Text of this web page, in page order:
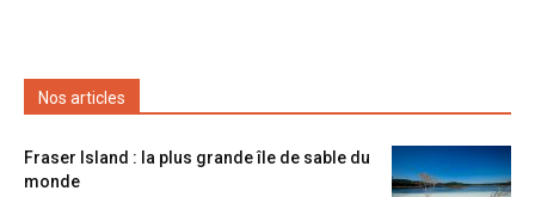
Nos articles
Fraser Island : la plus grande île de sable du
monde